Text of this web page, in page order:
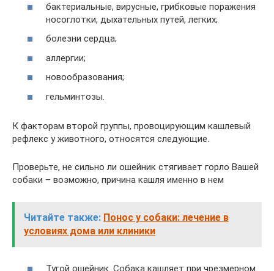
бактериальные, вирусные, грибковые поражения
носоглотки, дыхательных путей, легких;
болезни сердца;
аллергии;
новообразования;
гельминтозы.
К факторам второй группы, провоцирующим кашлевый
рефлекс у животного, относятся следующие.
Проверьте, не сильно ли ошейник стягивает горло Вашей
собаки – возможно, причина кашля именно в нем
Читайте также: Понос у собаки: лечение в
условиях дома или клиники
Тугой ошейник. Собака кашляет при чрезмерном